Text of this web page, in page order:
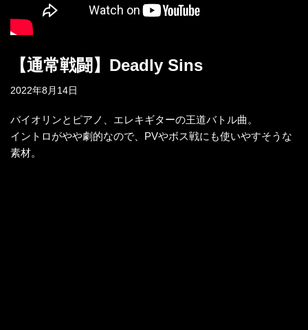
【通常戦闘】Deadly Sins
2022年8月14日
バイオリンとピアノ、エレキギターの王道バトル曲。
イントロがやや劇的なので、PVやボス戦にも使いやすそうな
素材。